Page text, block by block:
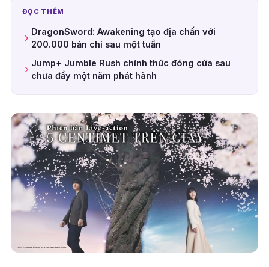
ĐỌC THÊM
DragonSword: Awakening tạo địa chấn với
200.000 bản chỉ sau một tuần
Jump+ Jumble Rush chính thức đóng cửa sau
chưa đầy một năm phát hành